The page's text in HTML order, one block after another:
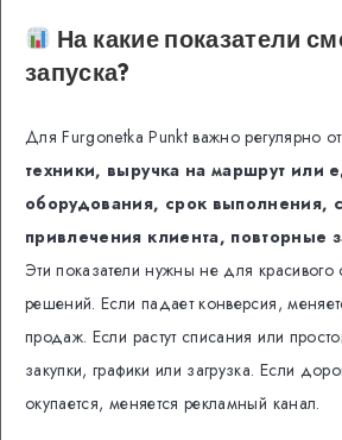
На какие показатели
запуска?
Для Furgonetka Punkt важно регулярно
техники, выручка на маршрут или
оборудования, срок выполнения,
привлечения клиента, повторные
Эти показатели нужны не для красивого
решений. Если падает конверсия,
продаж. Если растут списания или
закупки, графики или загрузка. Если
окупается, меняется рекламный канал.